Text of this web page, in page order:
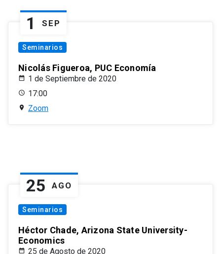
1 SEP
Seminarios
Nicolás Figueroa, PUC Economía
1 de Septiembre de 2020
17:00
Zoom
25 AGO
Seminarios
Héctor Chade, Arizona State University-
Economics
25 de Agosto de 2020